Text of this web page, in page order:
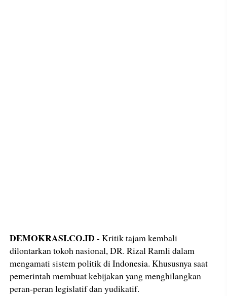
DEMOKRASI.CO.ID - Kritik tajam kembali
dilontarkan tokoh nasional, DR. Rizal Ramli dalam
mengamati sistem politik di Indonesia. Khususnya saat
pemerintah membuat kebijakan yang menghilangkan
peran-peran legislatif dan yudikatif.